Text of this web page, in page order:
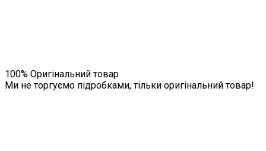
100% Оригінальний товар
Ми не торгуємо підробками, тільки оригінальний товар!